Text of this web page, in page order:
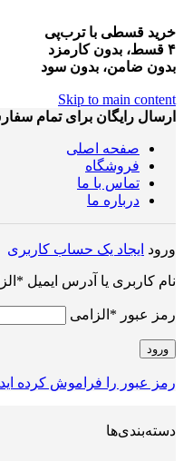
خرید قسطی با ترب‌پی
۴ قسط، بدون کارمزد
بدون ضامن، بدون سود
Skip to main content
ارسال رایگان برای تمام سفارش‌های
صفحه اصلی
فروشگاه
تماس با ما
درباره ما
ورود ایجاد یک حساب کاربری
نام کاربری یا آدرس ایمیل *
رمز عبور * الزامی
ورود
رمز عبور را فراموش کرده
دسته‌بندی‌ها